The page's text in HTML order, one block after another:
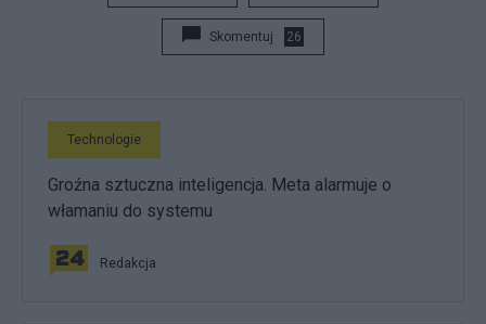
Skomentuj 26
Technologie
Groźna sztuczna inteligencja. Meta alarmuje o
włamaniu do systemu
Redakcja